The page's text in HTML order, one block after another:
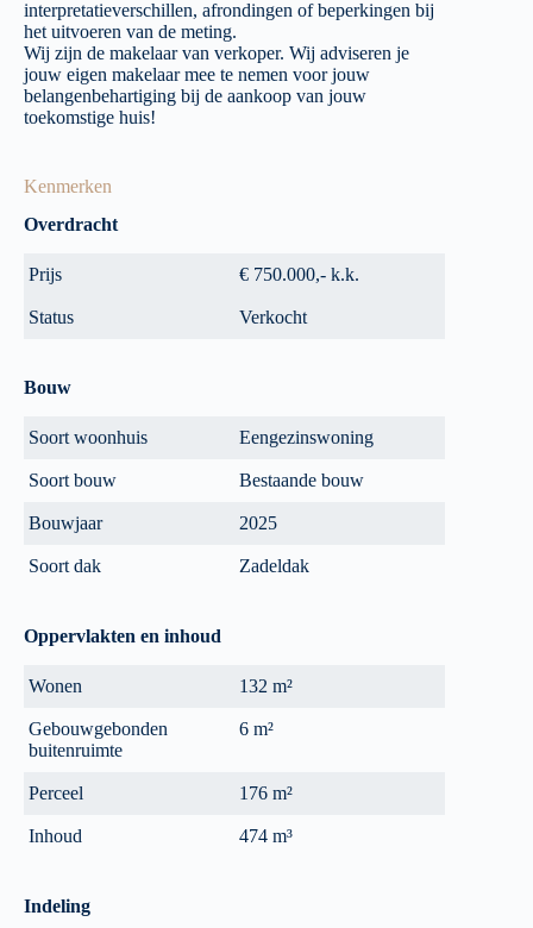
interpretatieverschillen, afrondingen of beperkingen bij
het uitvoeren van de meting.
Wij zijn de makelaar van verkoper. Wij adviseren je
jouw eigen makelaar mee te nemen voor jouw
belangenbehartiging bij de aankoop van jouw
toekomstige huis!
Kenmerken
Overdracht
Prijs € 750.000,- k.k.
Status Verkocht
Bouw
Soort woonhuis Eengezinswoning
Soort bouw Bestaande bouw
Bouwjaar 2025
Soort dak Zadeldak
Oppervlakten en inhoud
Wonen 132 m²
Gebouwgebonden
buitenruimte
6 m²
Perceel 176 m²
Inhoud 474 m³
Indeling